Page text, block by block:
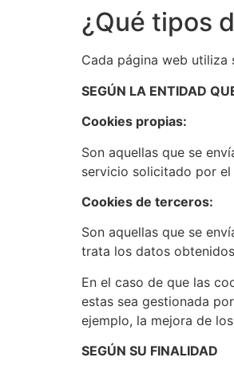
¿Qué tipos
Cada página web utiliza
SEGÚN LA ENTIDAD
Cookies propias:
Son aquellas que se
servicio solicitado por el
Cookies de terceros:
Son aquellas que se
trata los datos
En el caso de que las
estas sea gestionada
ejemplo, la mejora de
SEGÚN SU FINALIDAD